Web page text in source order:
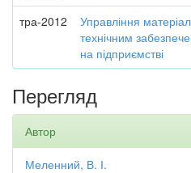
тра-2012
Управління
технічним
на підприємстві
Перегляд
Автор
Меленний, В. І.